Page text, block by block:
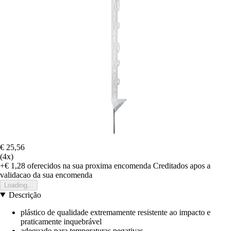
€ 25,56
(4x)
+€ 1,28 oferecidos na sua proxima encomenda Creditados apos a
validacao da sua encomenda
Loading...
Descrição
plástico de qualidade extremamente resistente ao impacto e
praticamente inquebrável